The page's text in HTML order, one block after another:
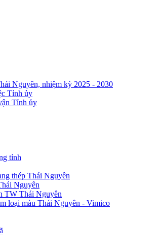
Nguyên, nhiệm kỳ 2025 - 2030
Tỉnh ủy
Tỉnh ủy
tỉnh
thép Thái Nguyên
Nguyên
TW Thái Nguyên
loại màu Thái Nguyên - Vimico